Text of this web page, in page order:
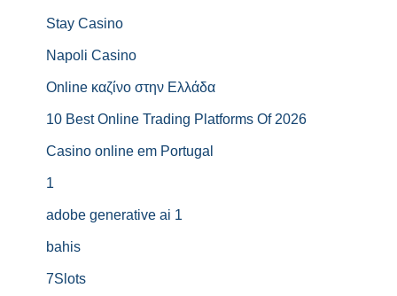
Stay Casino
Napoli Casino
Online καζίνο στην Ελλάδα
10 Best Online Trading Platforms Of 2026
Casino online em Portugal
1
adobe generative ai 1
bahis
7Slots